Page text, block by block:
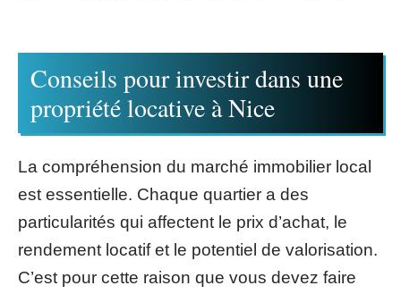
Conseils pour investir dans une
propriété locative à Nice
La compréhension du marché immobilier local
est essentielle. Chaque quartier a des
particularités qui affectent le prix d’achat, le
rendement locatif et le potentiel de valorisation.
C’est pour cette raison que vous devez faire